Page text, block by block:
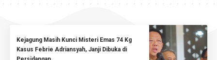
Kejagung Masih Kunci Misteri Emas 74 Kg
Kasus Febrie Adriansyah, Janji Dibuka di